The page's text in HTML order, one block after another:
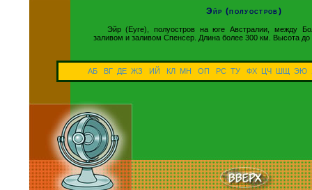
Эйр (полуостров)
Эйр (Eyre), полуостров на юге Австралии, между
заливом и заливом Спенсер. Длина более 300 км. Высота
АБ ВГ ДЕ ЖЗ ИЙ КЛ МН ОП РС ТУ ФХ ЦЧ ЭЮ